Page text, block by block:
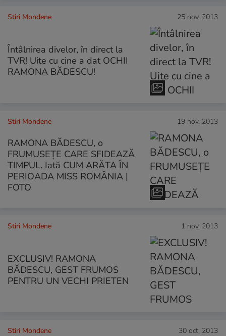
Stiri Mondene 25 nov. 2013
Întâlnirea divelor, în direct la
TVR! Uite cu cine a dat OCHII
RAMONA BĂDESCU!
Stiri Mondene 19 nov. 2013
RAMONA BĂDESCU, o
FRUMUSEŢE CARE SFIDEAZĂ
TIMPUL. Iată CUM ARĂTA ÎN
PERIOADA MISS ROMÂNIA |
FOTO
Stiri Mondene 1 nov. 2013
EXCLUSIV! RAMONA
BĂDESCU, GEST FRUMOS
PENTRU UN VECHI PRIETEN
Stiri Mondene 30 oct. 2013